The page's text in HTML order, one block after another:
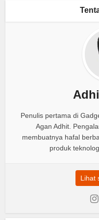
Penulis pertama di
Agan Adhit.
membuatnya hafal
produk
Lihat